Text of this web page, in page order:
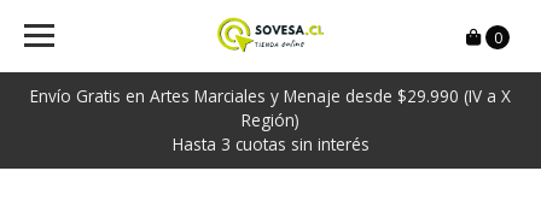
Envío Gratis en Artes Marciales y Menaje desde $29.990 (IV a X
Región)
Hasta 3 cuotas sin interés
0